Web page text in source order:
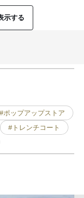
示する
#ポップアップストア
#トレンチコート